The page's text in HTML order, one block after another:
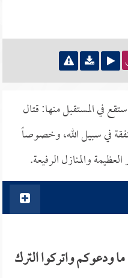
في المستقبل منها: قتال
في سبيل الله، وخصوصاً
والمنازل الرفيعة.
واتركوا الترك